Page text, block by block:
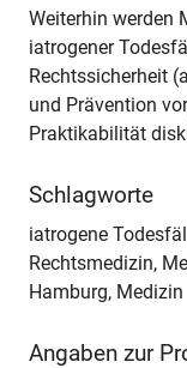
Weiterhin werden
iatrogener
Rechtssicherheit
und Prävention
Praktikabilität
Schlagworte
iatrogene
Rechtsmedizin,
Hamburg, Medizin
Angaben zur